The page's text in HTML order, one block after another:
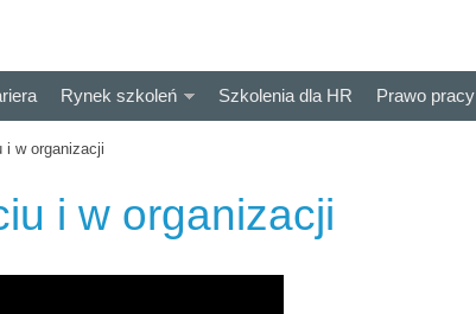
Rynek szkoleń Szkolenia dla HR Prawo pracy
i w organizacji
i w organizacji